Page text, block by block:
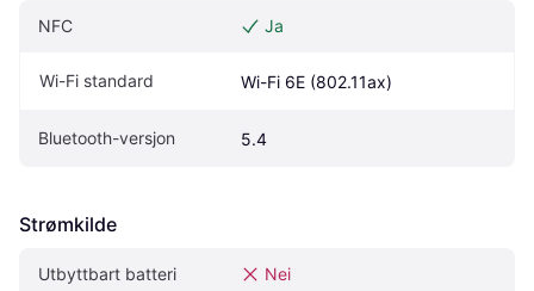
NFC Ja
Wi-Fi standard Wi-Fi 6E (802.11ax)
Bluetooth-versjon 5.4
Strømkilde
Utbyttbart batteri Nei